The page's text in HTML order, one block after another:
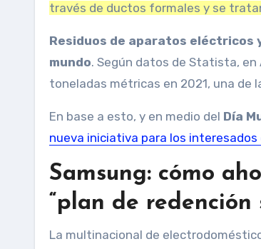
través de ductos formales y se
Residuos de aparatos eléctricos
mundo. Según datos de Statista,
toneladas métricas en 2021, una de
En base a esto, y en medio del Día
nueva iniciativa para los
Samsung: cómo
“plan de redención
La multinacional de